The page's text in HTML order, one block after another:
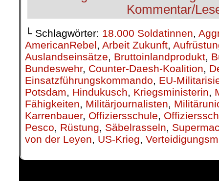
└ Schlagwörter: 18.000 Soldatinnen,
AmericanRebel, Arbeit Zukunft,
Auslandseinsätze, Bruttoinlandprodukt,
Bundeswehr, Counter-Daesh-Koalition,
Einsatzführungskommando, EU-
Potsdam, Hindukusch, Kriegsministerin,
Fähigkeiten, Militärjournalisten,
Karrenbauer, Offiziersschule,
Pesco, Rüstung, Säbelrasseln,
von der Leyen, US-Krieg,